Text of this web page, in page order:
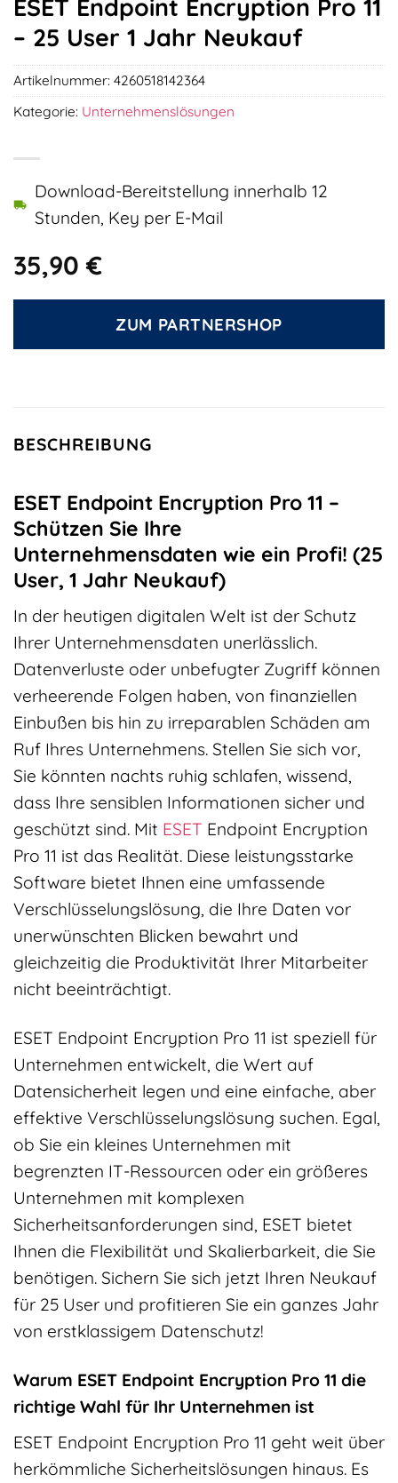
ESET Endpoint Encryption Pro 11
– 25 User 1 Jahr Neukauf
35,90€
Download-Bereitstellung innerhalb 12
Stunden, Key per E-Mail
ZUM PARTNERSHOP
Artikelnummer: 4260518142364
Kategorie: Unternehmenslösungen
BESCHREIBUNG
ESET Endpoint Encryption Pro 11 –
Schützen Sie Ihre
Unternehmensdaten wie ein Profi! (25
User, 1 Jahr Neukauf)
In der heutigen digitalen Welt ist der Schutz
Ihrer Unternehmensdaten unerlässlich.
Datenverluste oder unbefugter Zugriff können
verheerende Folgen haben, von finanziellen
Einbußen bis hin zu irreparablen Schäden am
Ruf Ihres Unternehmens. Stellen Sie sich vor,
Sie könnten nachts ruhig schlafen, wissend,
dass Ihre sensiblen Informationen sicher und
geschützt sind. Mit ESET Endpoint Encryption
Pro 11 ist das Realität. Diese leistungsstarke
Software bietet Ihnen eine umfassende
Verschlüsselungslösung, die Ihre Daten vor
unerwünschten Blicken bewahrt und
gleichzeitig die Produktivität Ihrer Mitarbeiter
nicht beeinträchtigt.
ESET Endpoint Encryption Pro 11 ist speziell für
Unternehmen entwickelt, die Wert auf
Datensicherheit legen und eine einfache, aber
effektive Verschlüsselungslösung suchen. Egal,
ob Sie ein kleines Unternehmen mit
begrenzten IT-Ressourcen oder ein größeres
Unternehmen mit komplexen
Sicherheitsanforderungen sind, ESET bietet
Ihnen die Flexibilität und Skalierbarkeit, die Sie
benötigen. Sichern Sie sich jetzt Ihren Neukauf
für 25 User und profitieren Sie ein ganzes Jahr
von erstklassigem Datenschutz!
Warum ESET Endpoint Encryption Pro 11 die
richtige Wahl für Ihr Unternehmen ist
ESET Endpoint Encryption Pro 11 geht weit über
herkömmliche Sicherheitslösungen hinaus. Es